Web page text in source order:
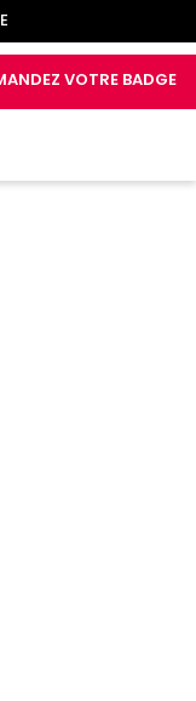
VOTRE BADGE